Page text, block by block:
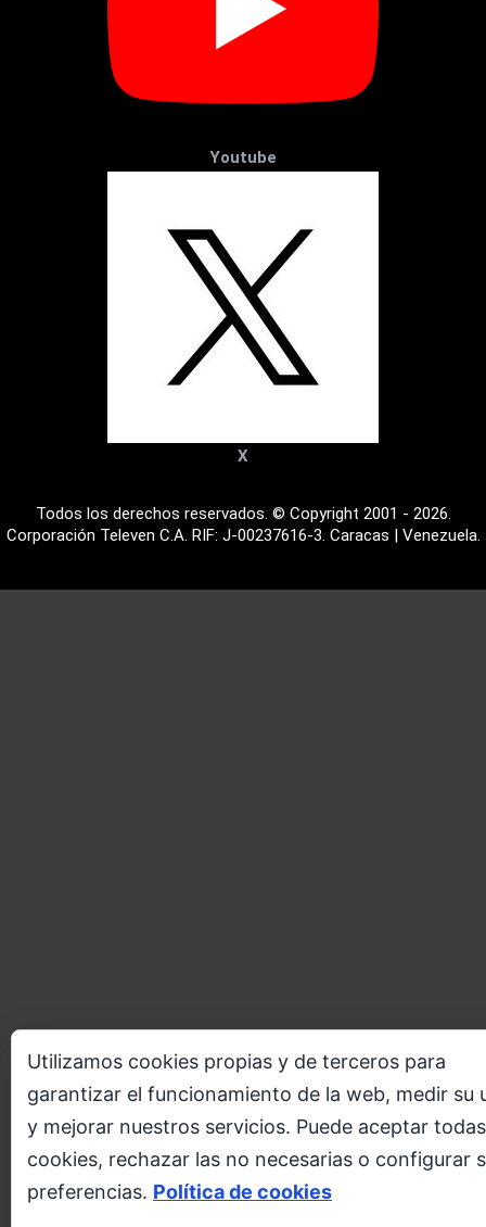
Utilizamos cookies propias y de terceros para
garantizar el funcionamiento de la web, medir su
y mejorar nuestros servicios. Puede aceptar
cookies, rechazar las no necesarias o configurar
preferencias. Política de cookies
Youtube
X
Todos los derechos reservados. © Copyright 2001 - 2026.
Corporación Televen C.A. RIF: J-00237616-3. Caracas | Venezuela.